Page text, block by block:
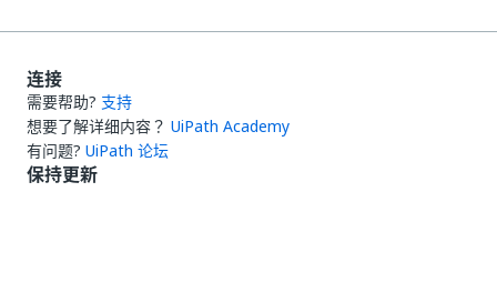
连接
需要帮助? 支持
想要了解详细内容？ UiPath Academy
有问题? UiPath 论坛
保持更新